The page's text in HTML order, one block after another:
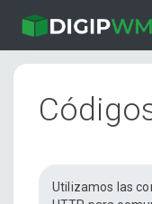
Utilizamos las